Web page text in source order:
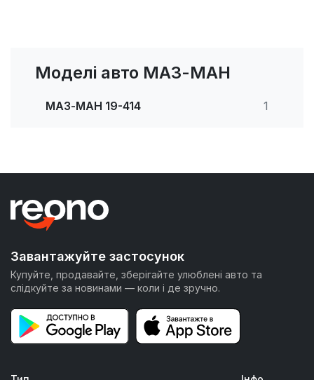
Моделі авто МАЗ-МАН
МАЗ-МАН 19-414 1
Завантажуйте застосунок
Купуйте, продавайте, зберігайте улюблені авто та
слідкуйте за новинами — коли і де зручно.